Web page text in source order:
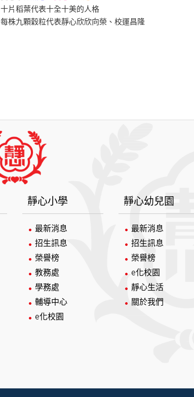
十片稻葉代表十全十美的人格
每株九顆穀粒代表靜心欣欣向榮、校運昌隆
靜心小學
最新消息
招生訊息
榮譽榜
教務處
學務處
輔導中心
e化校園
靜心幼兒園
最新消息
招生訊息
榮譽榜
e化校園
靜心生活
關於我們